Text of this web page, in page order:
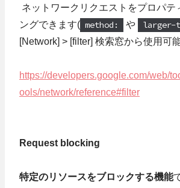
ネットワークリクエストをプロパテ
ングできます( method: や larger-
[Network] > [filter] 検索窓から使用可
https://developers.google.com/web/
ools/network/reference#filter
Request blocking
特定のリソースをブロックする機能